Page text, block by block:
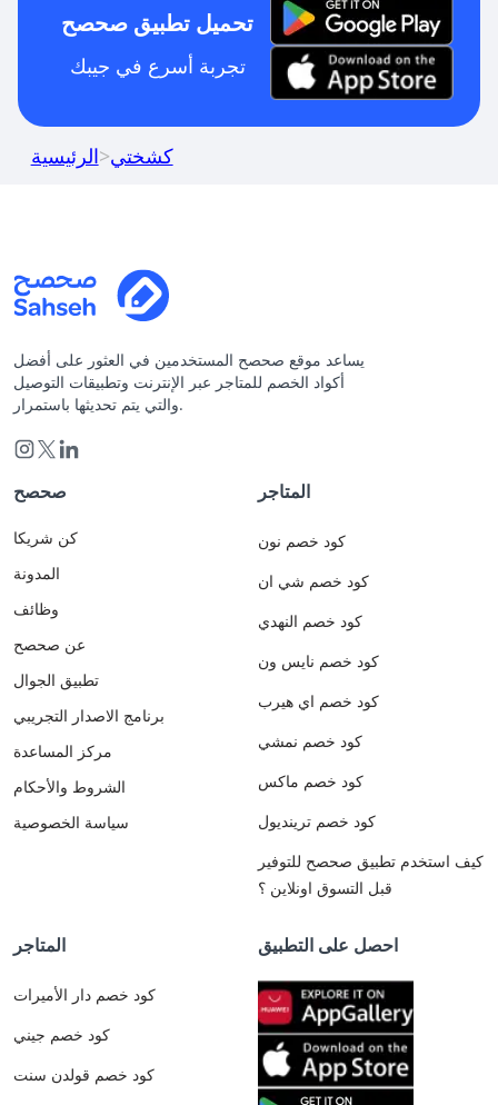
تحميل تطبيق صحصح
تجربة أسرع في جيبك
الرئيسية>كشختي
يساعد موقع صحصح المستخدمين في العثور على أفضل
أكواد الخصم للمتاجر عبر الإنترنت وتطبيقات التوصيل
والتي يتم تحديثها باستمرار.
صحصح
كن شريكا
المدونة
وظائف
عن صحصح
تطبيق الجوال
برنامج الاصدار التجريبي
مركز المساعدة
الشروط والأحكام
سياسة الخصوصية
المتاجر
كود خصم نون
كود خصم شي ان
كود خصم النهدي
كود خصم نايس ون
كود خصم اي هيرب
كود خصم نمشي
كود خصم ماكس
كود خصم ترينديول
كيف استخدم تطبيق صحصح للتوفير
قبل التسوق اونلاين ؟
المتاجر
كود خصم دار الأميرات
كود خصم جيني
كود خصم قولدن سنت
احصل على التطبيق